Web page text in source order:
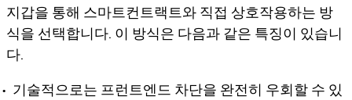
지갑을 통해 스마트컨트랙트와 직접 상호작용하는 방
식을 선택합니다. 이 방식은 다음과 같은 특징이 있습니
다.
기술적으로는 프런트엔드 차단을 완전히 우회할 수 있